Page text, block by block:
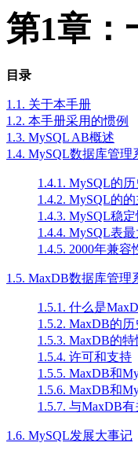
第1章：
目录
1.1. 关于本手册
1.2. 本手册采用的惯例
1.3. MySQL AB概述
1.4. MySQL数据库管理
1.4.1. MySQL的历
1.4.2. MySQL的
1.4.3. MySQL稳定
1.4.4. MySQL表
1.4.5. 2000年兼容
1.5. MaxDB数据库管理
1.5.1. 什么是
1.5.2. MaxDB的历
1.5.3. MaxDB的特
1.5.4. 许可和支持
1.5.5. MaxDB和
1.5.6. MaxDB和
1.5.7. 与MaxDB
1.6. MySQL发展大事记